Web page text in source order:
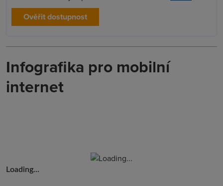
Ověřit dostupnost
Infografika pro mobilní
internet
Loading...